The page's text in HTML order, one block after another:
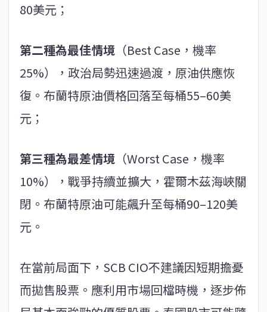
80美元；
第二種為最佳情境 （Best Case，機率
25%），政治局勢迅速過渡，原油供應恢
復。布蘭特原油價格回落至每桶55–60美
元；
第三種為最差情境 （Worst Case，機率
10%），戰爭持續並擴大，霍爾木茲海峽關
閉。布蘭特原油可能飆升至每桶90–120美
元。
在當前局面下，SCB CIO不建議因短期擔憂
而拋售股票。應利用市場回檔時機，逐步佈